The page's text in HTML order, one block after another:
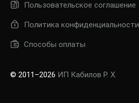
Пользовательское соглашение
Политика конфиденциальности
Способы оплаты
© 2011–2026 ИП Кабилов Р. Х.